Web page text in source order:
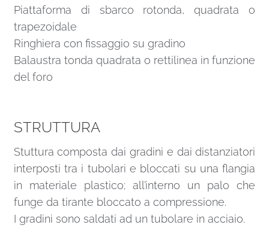
Piattaforma di sbarco rotonda, quadrata o
trapezoidale
Ringhiera con fissaggio su gradino
Balaustra tonda quadrata o rettilinea in funzione
del foro
STRUTTURA
Stuttura composta dai gradini e dai distanziatori
interposti tra i tubolari e bloccati su una flangia
in materiale plastico; all’interno un palo che
funge da tirante bloccato a compressione.
I gradini sono saldati ad un tubolare in acciaio.